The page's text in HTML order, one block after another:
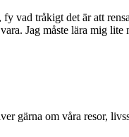
vad tråkigt det är att
Jag måste lära mig lite
gärna om våra resor,